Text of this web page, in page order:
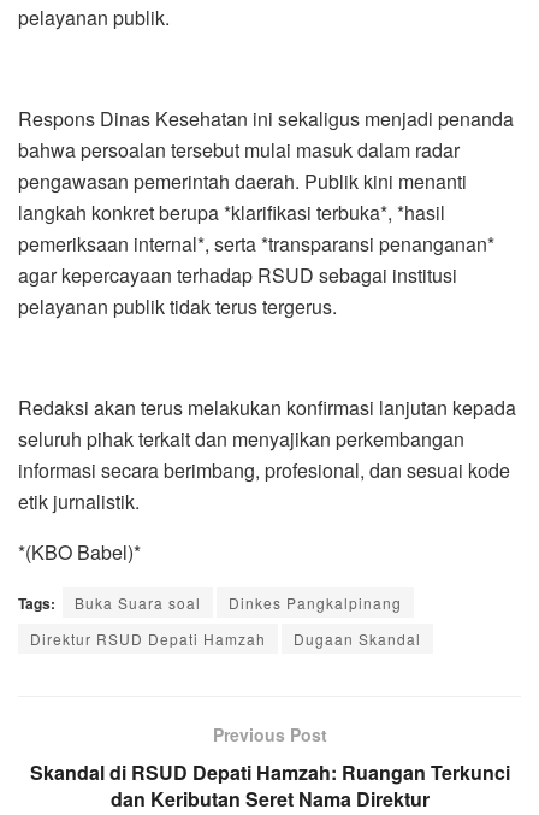
pelayanan publik.
Respons Dinas Kesehatan ini sekaligus menjadi penanda
bahwa persoalan tersebut mulai masuk dalam radar
pengawasan pemerintah daerah. Publik kini menanti
langkah konkret berupa *klarifikasi terbuka*, *hasil
pemeriksaan internal*, serta *transparansi penanganan*
agar kepercayaan terhadap RSUD sebagai institusi
pelayanan publik tidak terus tergerus.
Redaksi akan terus melakukan konfirmasi lanjutan kepada
seluruh pihak terkait dan menyajikan perkembangan
informasi secara berimbang, profesional, dan sesuai kode
etik jurnalistik.
*(KBO Babel)*
Tags: Buka Suara soal
Dinkes Pangkalpinang
Direktur RSUD Depati Hamzah
Dugaan Skandal
Previous Post
Skandal di RSUD Depati Hamzah: Ruangan Terkunci
dan Keributan Seret Nama Direktur